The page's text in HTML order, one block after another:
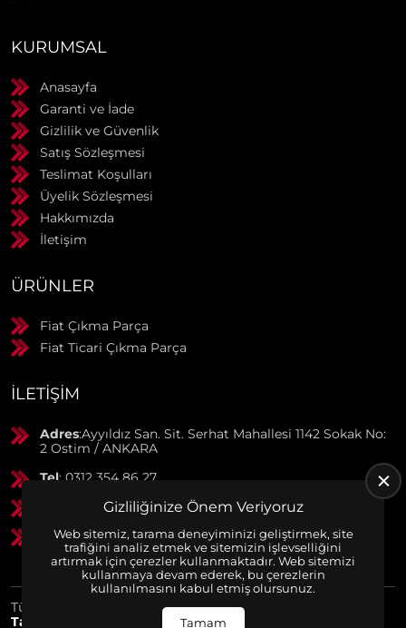
KURUMSAL
Anasayfa
Garanti ve İade
Gizlilik ve Güvenlik
Satış Sözleşmesi
Teslimat Koşulları
Üyelik Sözleşmesi
Hakkımızda
İletişim
ÜRÜNLER
Fiat Çıkma Parça
Fiat Ticari Çıkma Parça
İLETIŞIM
Adres:Ayyıldız San. Sit. Serhat Mahallesi 1142 Sokak No:
2 Ostim / ANKARA
Tel: 0312 354 86 27
: 0506 369 50 55
GSM: 0553 790 38 01
Tüm Hakları Saklıdır. | Bu site Us Yazılım
Tasarım
Paketleri ile Hazırlanmıştır. © 2025
Gizliliğinize Önem Veriyoruz
Web sitemiz, tarama deneyiminizi geliştirmek, site
trafiğini analiz etmek ve sitemizin işlevselliğini
artırmak için çerezler kullanmaktadır. Web sitemizi
kullanmaya devam ederek, bu çerezlerin
kullanılmasını kabul etmiş olursunuz.
Tamam